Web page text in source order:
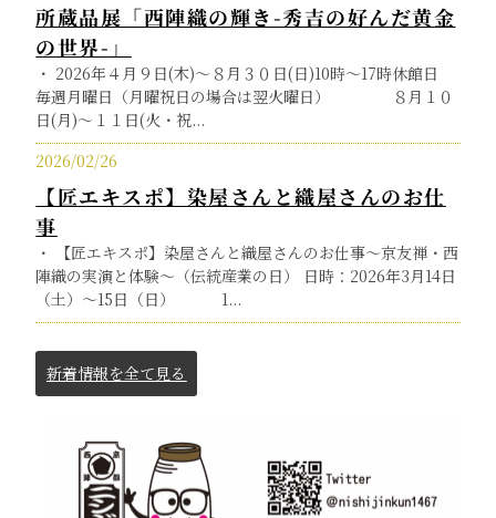
所蔵品展「西陣織の輝き-秀吉の好んだ黄金
の世界-」
・ 2026年４月９日(木)～８月３０日(日)10時～17時休館日
毎週月曜日（月曜祝日の場合は翌火曜日） ８月１０
日(月)～１１日(火・祝...
2026/02/26
【匠エキスポ】染屋さんと織屋さんのお仕
事
・ 【匠エキスポ】染屋さんと織屋さんのお仕事～京友禅・西
陣織の実演と体験～（伝統産業の日） 日時：2026年3月14日
（土）～15日（日） 1...
新着情報を全て見る